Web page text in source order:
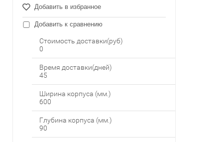
Добавить в избранное
Добавить к сравнению
Стоимость доставки(руб)
0
Время доставки(дней)
45
Ширина корпуса (мм.)
600
Глубина корпуса (мм.)
90